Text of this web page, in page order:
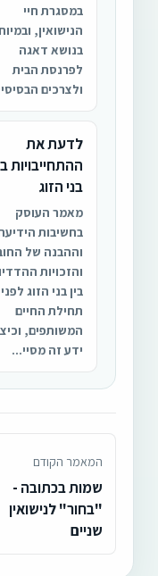
במסגרת חיי
הנישואין,
בנושא דאגה
לפרנסת הבית
ולצרכים
לדעת את
ההתחייבויות
בני הזוג
מאמר העוסק
בחשיבות
וההבנה של
והזכויות
בין בני הזוג לפני
תחילת החיים
המשותפים,
ידע זה מסיי...
המאמר הקודם
שמות בכתובה -
"בחור" לנישואין
שניים